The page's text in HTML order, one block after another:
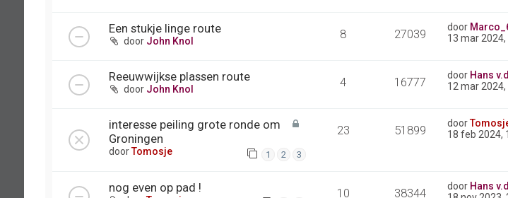
Een stukje linge route
door John Knol 8 27039 door
13 mar 2024,
Reeuwwijkse plassen route
door John Knol 4 16777 door Hans
12 mar 2024,
interesse peiling grote ronde om
Groningen
doorTomosje 1 2 3
23 51899 door
18 feb 2024,
nog even op pad ! 10 38344 door Hans